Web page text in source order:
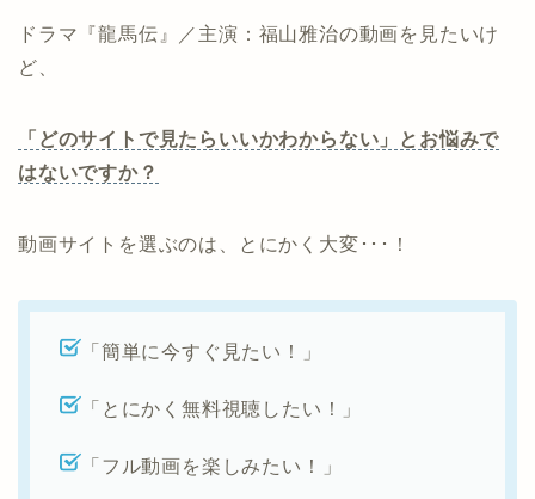
ドラマ『龍馬伝』／主演：福山雅治の動画を見たいけ
ど、
「どのサイトで見たらいいかわからない」とお悩みで
はないですか？
動画サイトを選ぶのは、とにかく大変･･･！
「簡単に今すぐ見たい！」
「とにかく無料視聴したい！」
「フル動画を楽しみたい！」